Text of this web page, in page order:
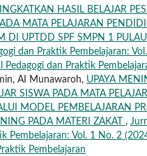
HASIL BELAJAR
MATA PELAJARAN
DI UPTDD SPF SMPN 1
dan Praktik Pembelajaran:
Pedagogi dan Praktik
AI Munawaroh, UPAYA
SISWA PADA MATA
MODEL PEMBELAJARAN
PADA MATERI ZAKAT ,
Pembelajaran: Vol. 1 No. 2
Pembelajaran